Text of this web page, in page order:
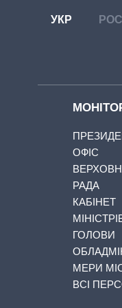
УКР РОС
ОФІС
РАДА
КАБІНЕТ
ГОЛОВИ
МЕРИ
ВСІ